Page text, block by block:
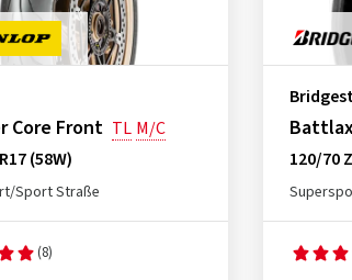
Core Front TL M/C
(58W)
Sport Straße
(8)
120/70